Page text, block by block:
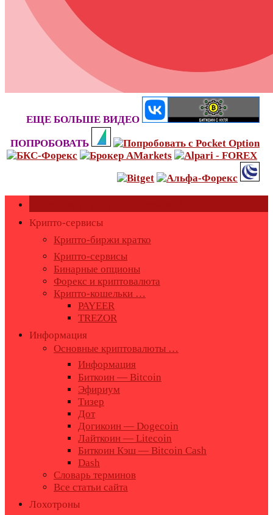
ЕЩЕ БОЛЬШЕ ВИДЕО
ПОПРОБОВАТЬ
Крипто-сервисы
Крипто-биржи кратко
Крипто-сервисы
Бинарные опционы
Форекс и криптовалюта
Крипто-кошельки …
PAYEER
TREZOR
Информация
Основные криптовалюты …
Информация
Биткоин — Bitcoin
Эфириум
Тизер
Дот
Догикоин — Dogecoin
Лайткоин — Litecoin
Биткоин Кэш — Bitcoin Cash
Dash
Словарь терминов
Все статьи сайта
Лохотроны